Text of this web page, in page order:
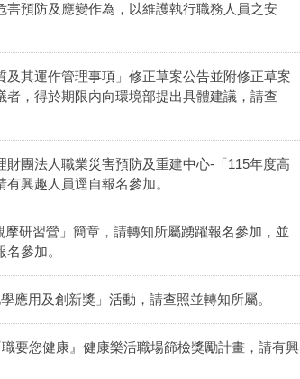
預防及應變作為，以維護執行職務人員之安
及其運作管理事項」修正草案公告並附修正草案
，得於期限內向環境部提出具體建議，請查
財團法人職業災害預防及重建中心-「115年度高
興趣人員逕自報名參加。
研習營」簡章，請轉知所屬踴躍報名參加，並
參加。
應用及創新獎」活動，請查照並轉知所屬。
要您健康』健康樂活職場篩檢獎勵計畫，請有興